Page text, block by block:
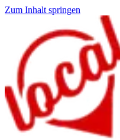
Zum Inhalt springen